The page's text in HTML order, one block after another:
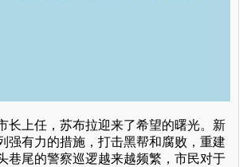
长上任，苏布拉迎来了希望的曙光。新
强有力的措施，打击黑帮和腐败，重建
巷尾的警察巡逻越来越频繁，市民对于